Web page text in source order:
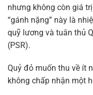
nhưng không còn giá
“gánh nặng” này là
quỹ lương và tuân thủ
(PSR).
Quỷ đỏ muốn thu về ít
không chấp nhận một